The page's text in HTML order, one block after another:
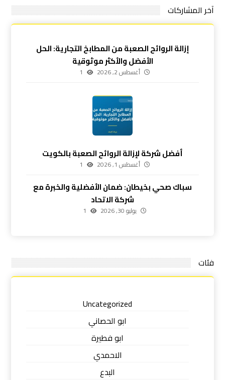
آخر المشاركات
إزالة الروائح الصعبة من المطابخ التجارية: الحل
الأفضل والأكثر موثوقية
أغسطس 2, 2026 1
أفضل شركة لإزالة الروائح الصعبة بالكويت
أغسطس 1, 2026 1
سباك صحي بخيطان: ضمان الأفضلية والخبرة مع
شركة الاتحاد
يوليو 30, 2026 1
فئات
Uncategorized
ابو الحصاني
ابو فطيرة
الاحمدي
البدع